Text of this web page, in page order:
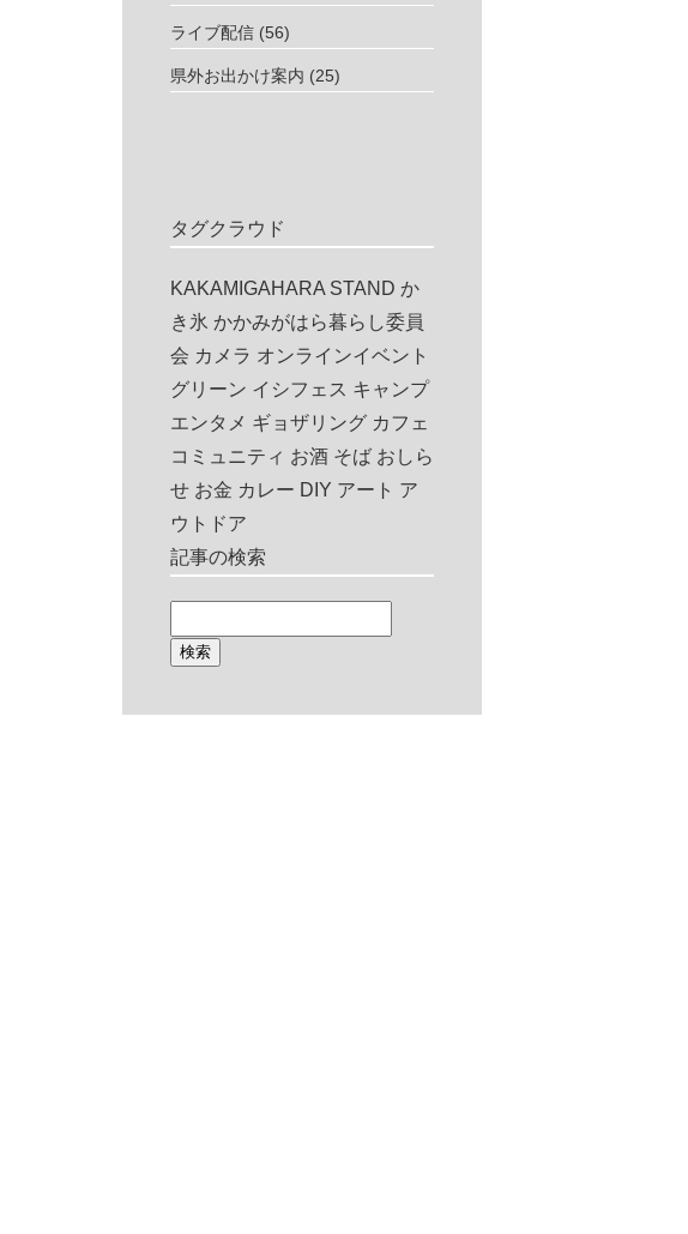
ライブ配信 (56)
県外お出かけ案内 (25)
タグクラウド
KAKAMIGAHARA STAND か
き氷 かかみがはら暮らし委員
会 カメラ オンラインイベント
グリーン イシフェス キャンプ
エンタメ ギョザリング カフェ
コミュニティ お酒 そば おしら
せ お金 カレー DIY アート ア
ウトドア
記事の検索